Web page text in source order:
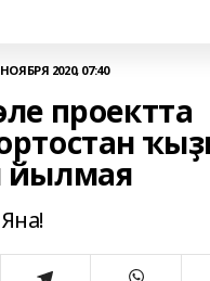
2020, 07:40
проектта